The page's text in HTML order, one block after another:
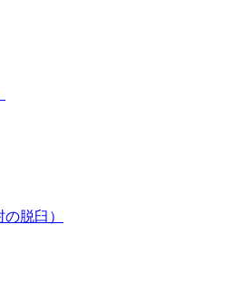
脱臼）